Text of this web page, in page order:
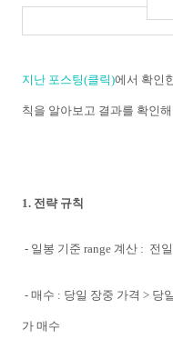
지난 포스팅(클릭)에서 확인
칙을 알아보고 결과를 확인
1. 전략 규칙
- 일봉 기준 range 계산 : 전
- 매수 : 당일 장중 가격 > 당
가 매수